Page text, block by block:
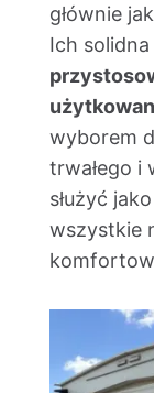
głównie
Ich
wyborem
trwałego i
służyć jako
wszystkie